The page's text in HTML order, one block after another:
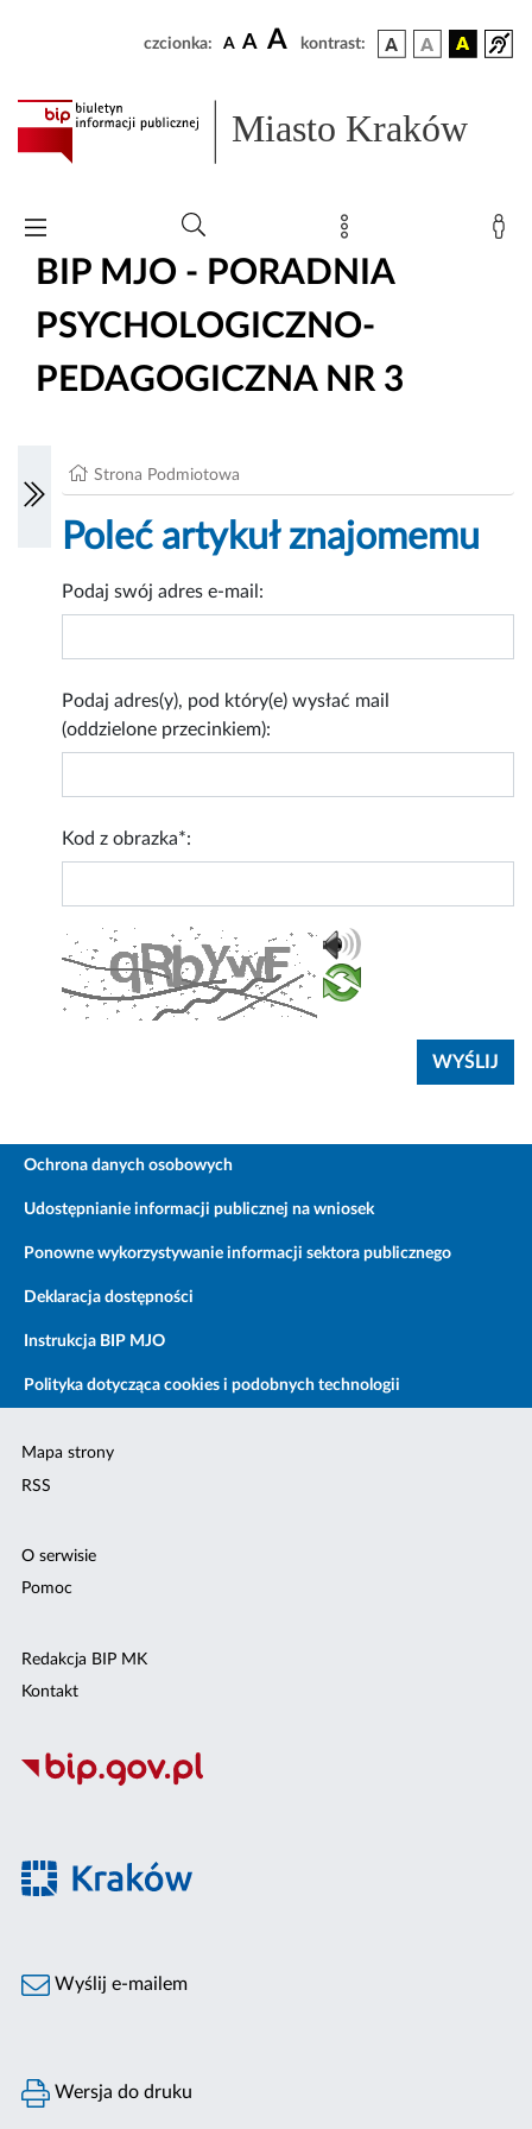
czcionka: A A A kontrast:
Miasto Kraków
BIP MJO - PORADNIA
PSYCHOLOGICZNO-
PEDAGOGICZNA NR 3
Strona Podmiotowa
Poleć artykuł znajomemu
Podaj swój adres e-mail:
Podaj adres(y), pod który(e) wysłać mail
(oddzielone przecinkiem):
Kod z obrazka*:
Ochrona danych osobowych
Udostępnianie informacji publicznej na wniosek
Ponowne wykorzystywanie informacji sektora publicznego
Deklaracja dostępności
Instrukcja BIP MJO
Polityka dotycząca cookies i podobnych technologii
Mapa strony
RSS
O serwisie
Pomoc
Redakcja BIP MK
Kontakt
Wyślij e-mailem
Wersja do druku